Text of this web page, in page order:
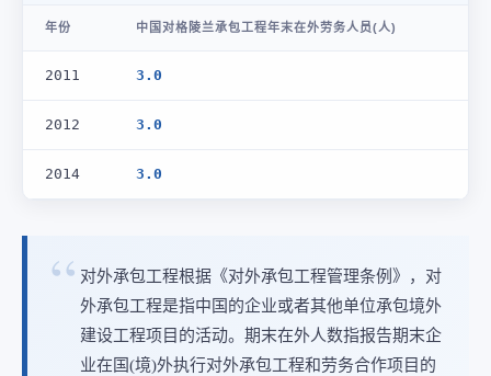
年份 中国对格陵兰承包工程年末在外劳务人员(人)
2011 3.0
2012 3.0
2014 3.0
对外承包工程根据《对外承包工程管理条例》，对
外承包工程是指中国的企业或者其他单位承包境外
建设工程项目的活动。期末在外人数指报告期末企
业在国(境)外执行对外承包工程和劳务合作项目的